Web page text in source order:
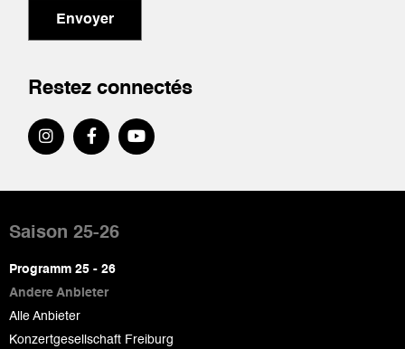
Envoyer
Restez connectés
de
page
Saison 25-26
Programm 25 - 26
Andere Anbieter
Alle Anbieter
Konzertgesellschaft Freiburg